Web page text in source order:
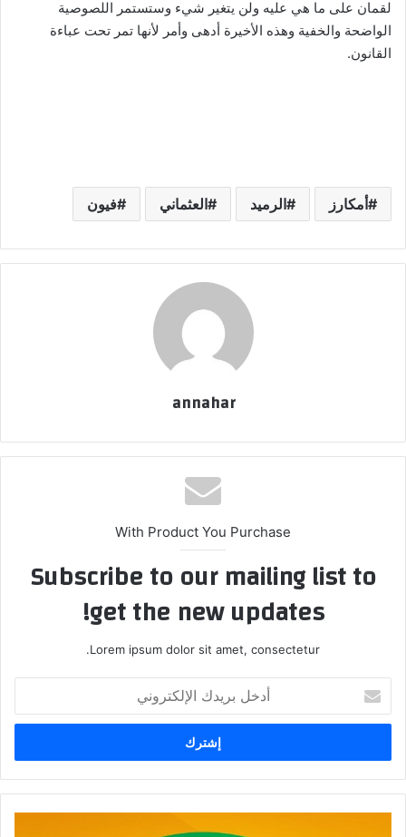
لقمان على ما هي عليه ولن يتغير شيء وستستمر اللصوصية
الواضحة والخفية وهذه الأخيرة أدهى وأمر لأنها تمر تحت عباءة
القانون.
أمكارز الرميد العثماني فيون
annahar
With Product You Purchase
Subscribe to our mailing list to
get the new updates!
Lorem ipsum dolor sit amet, consectetur.
خ
ب
ر